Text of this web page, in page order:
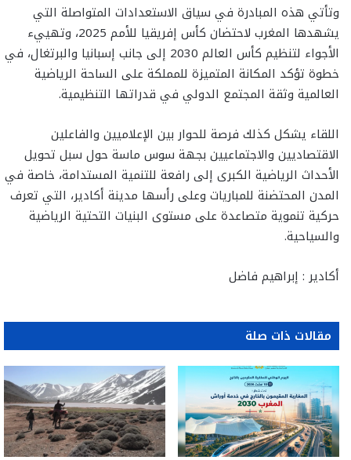
وتأتي هذه المبادرة في سياق الاستعدادات المتواصلة التي
يشهدها المغرب لاحتضان كأس إفريقيا للأمم 2025، وتهييء
الأجواء لتنظيم كأس العالم 2030 إلى جانب إسبانيا والبرتغال، في
خطوة تؤكد المكانة المتميزة للمملكة على الساحة الرياضية
العالمية وثقة المجتمع الدولي في قدراتها التنظيمية.
اللقاء يشكل كذلك فرصة للحوار بين الإعلاميين والفاعلين
الاقتصاديين والاجتماعيين بجهة سوس ماسة حول سبل تحويل
الأحداث الرياضية الكبرى إلى رافعة للتنمية المستدامة، خاصة في
المدن المحتضنة للمباريات وعلى رأسها مدينة أكادير، التي تعرف
حركية تنموية متصاعدة على مستوى البنيات التحتية الرياضية
والسياحية.
أكادير : إبراهيم فاضل
مقالات ذات صلة